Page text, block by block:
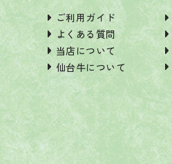
ご利用ガイド
よくある質問
当店について
仙台牛について